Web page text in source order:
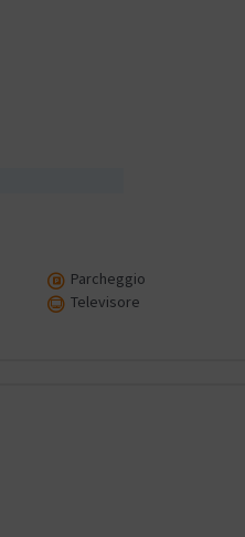
Parcheggio
Televisore